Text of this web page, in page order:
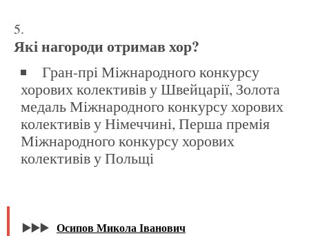
Які нагороди отримав хор?
Гран-прі Міжнародного конкурсу
хорових колективів у Швейцарії, Золота
медаль Міжнародного конкурсу хорових
колективів у Німеччині, Перша премія
Міжнародного конкурсу хорових
колективів у Польщі
▶️▶️▶️ Осипов Микола Іванович